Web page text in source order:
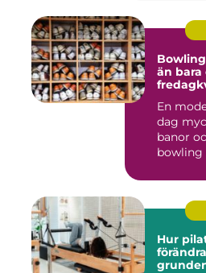
än
En
dag
banor
bowling
Hur